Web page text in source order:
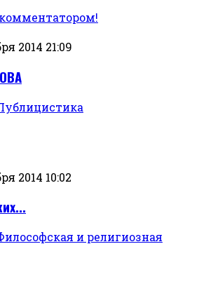
2014 21:09
2014 10:02
и религиозная